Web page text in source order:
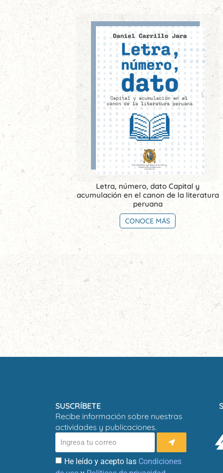
Letra, número, dato Capital y
acumulación en el canon de la literatura
peruana
CONOCE MÁS
SUSCRÍBETE
Recibe información sobre nuestras
actividades y publicaciones.
He leído y acepto las Condiciones